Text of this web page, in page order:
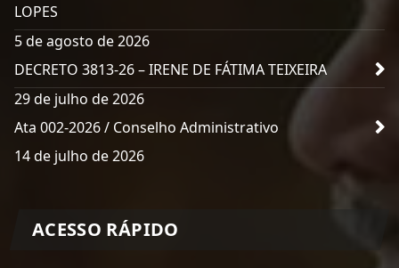
LOPES
5 de agosto de 2026
DECRETO 3813-26 – IRENE DE FÁTIMA TEIXEIRA
29 de julho de 2026
Ata 002-2026 / Conselho Administrativo
14 de julho de 2026
ACESSO RÁPIDO